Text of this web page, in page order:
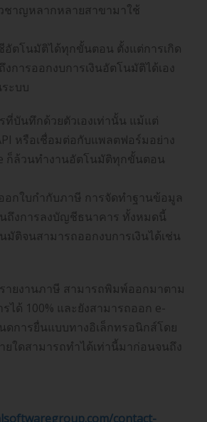
ชาญหลากหลายสาขามาใช้
ตโนมัติได้ทุกขั้นตอน ตั้งแต่การเกิด
การออกงบการเงินอัตโนมัติได้เอง
ะบบ
ที่บันทึกด้วยตัวเองเท่านั้น แม้แต่
หรือเชื่อมต่อกับแพลตฟอร์มอย่าง
ก็ล้วนทำงานอัตโนมัติทุกขั้นตอน
อกใบกำกับภาษี การจัดทำฐานข้อมูล
ถึงการลงบัญชีธนาคาร ทั้งหมดนี้
มัติจนสามารถออกงบการเงินได้เช่น
ายงานภาษี สามารถพิมพ์ออกมาตาม
ได้ 100% และยังสามารถออก e-
การยื่นแบบทางอิเล็กทรอนิกส์โดย
ยใดสามารถทำได้เท่านี้มาก่อนจนถึง
contact-